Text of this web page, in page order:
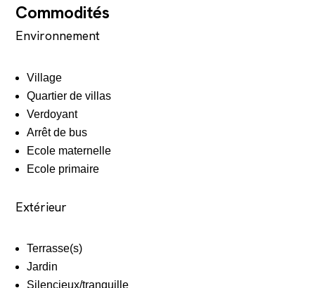
Commodités
Environnement
Village
Quartier de villas
Verdoyant
Arrêt de bus
Ecole maternelle
Ecole primaire
Extérieur
Terrasse(s)
Jardin
Silencieux/tranquille